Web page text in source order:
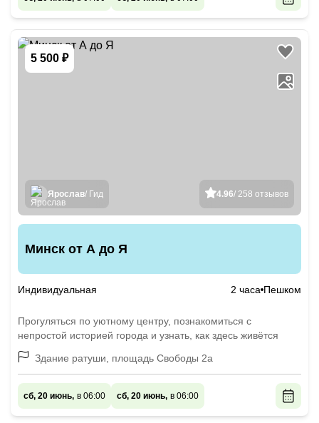
5 500 ₽
4.96/ 258 отзывов
Ярослав/ Гид
Минск от А до Я
Индивидуальная 2 часа Пешком
Прогуляться по уютному центру, познакомиться с
непростой историей города и узнать, как здесь живётся
Здание ратуши, площадь Свободы 2а
сб, 20 июнь, в 06:00 сб, 20 июнь, в 06:00